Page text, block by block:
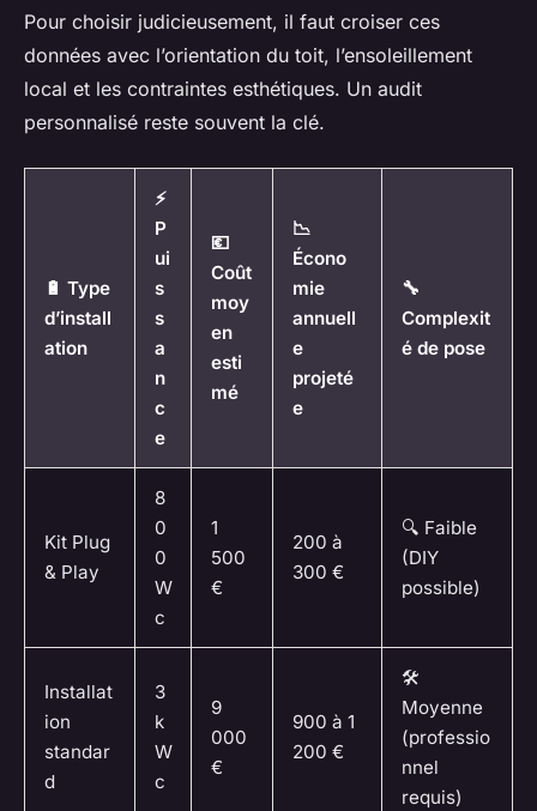
Pour choisir judicieusement, il faut croiser ces
données avec l’orientation du toit, l’ensoleillement
local et les contraintes esthétiques. Un audit
personnalisé reste souvent la clé.
🔋 Type
d’install
ation
⚡
P
ui
s
s
a
n
c
e
💶
Coût
moy
en
esti
mé
📉
Écono
mie
annuell
e
projeté
e
🔧
Complexit
é de pose
Kit Plug
& Play
8
0
0
W
c
1
500
€
200 à
300 €
🔍 Faible
(DIY
possible)
Installat
ion
standar
d
3
k
W
c
9
000
€
900 à 1
200 €
🛠️
Moyenne
(professio
nnel
requis)